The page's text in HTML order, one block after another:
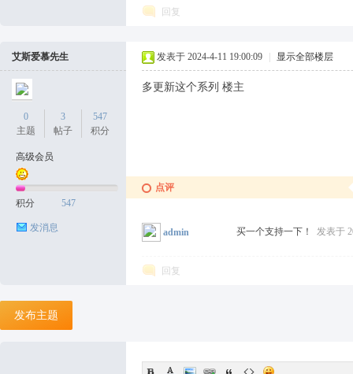
回复
艾斯爱慕先生
0
主题
3
帖子
547
积分
高级会员
积分 547
发消息
发表于 2024-4-11 19:00:09 显示全部楼层
多更新这个系列 楼主
点评
admin 买一个支持一下！ 发表于
回复
发布主题